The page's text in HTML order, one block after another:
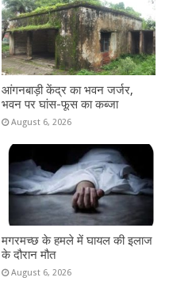
k
p
आंगनबाड़ी केंद्र का भवन जर्जर,
भवन पर घांस-फूस का कब्जा
August 6, 2026
मगरमच्छ के हमले में घायल की इलाज
के दौरान मौत
August 6, 2026